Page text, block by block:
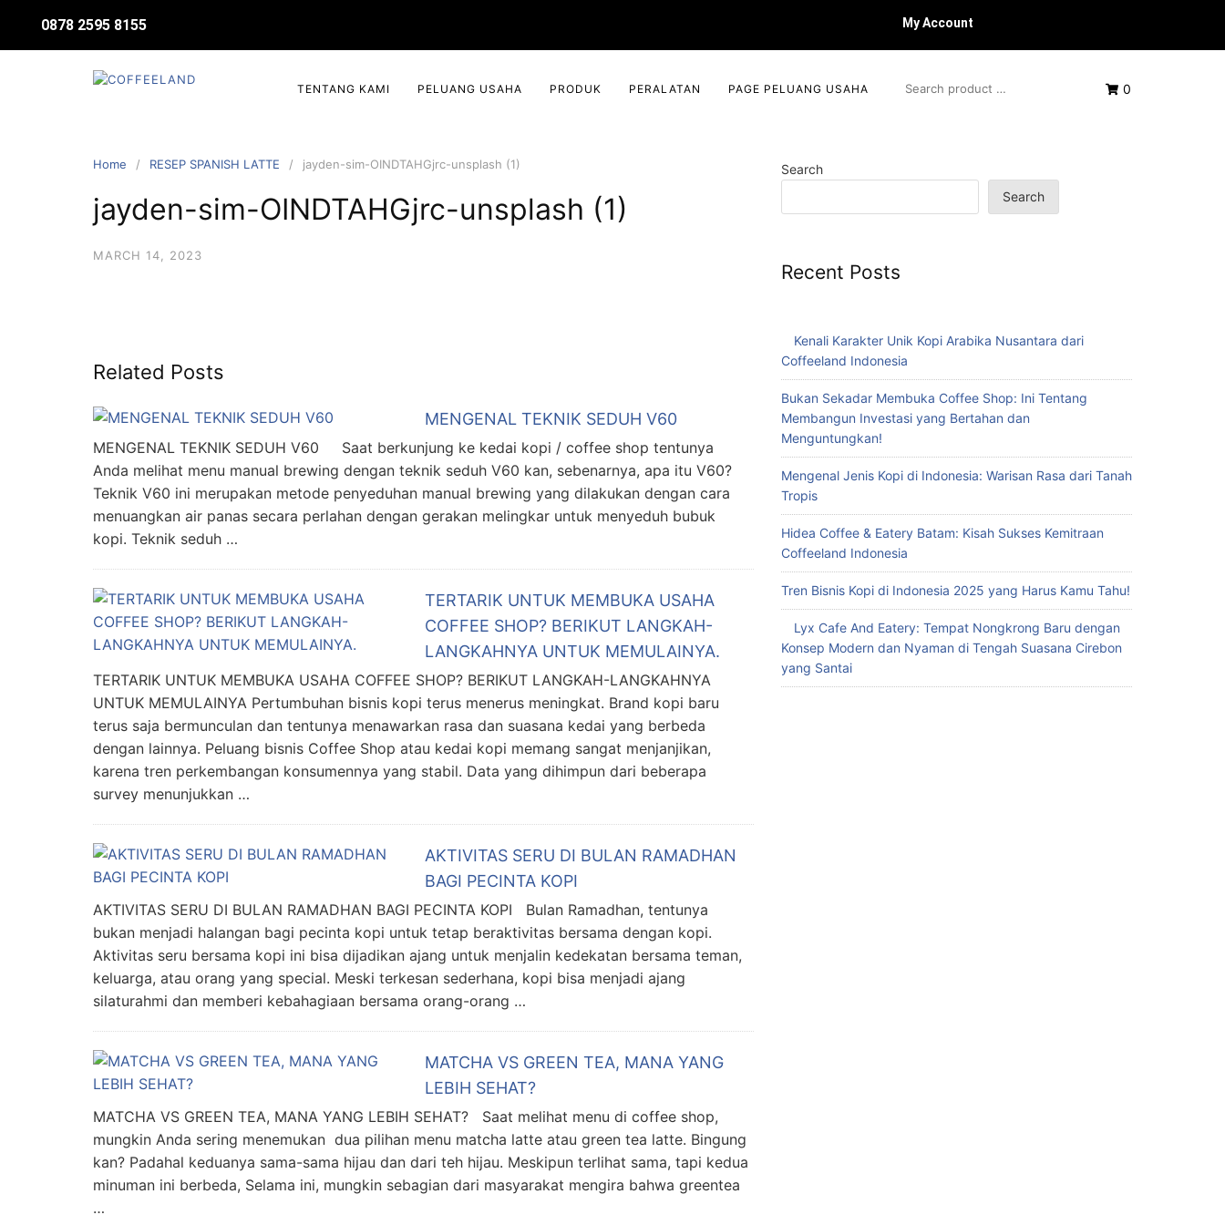
0878 2595 8155 My Account
0
TENTANG KAMI PELUANG USAHA PRODUK PERALATAN PAGE PELUANG USAHA
Home RESEP SPANISH LATTE jayden-sim-OINDTAHGjrc-unsplash (1)
jayden-sim-OINDTAHGjrc-unsplash (1)
MARCH 14, 2023
Related Posts
MENGENAL TEKNIK SEDUH V60
MENGENAL TEKNIK SEDUH V60 Saat berkunjung ke kedai kopi / coffee shop tentunya
Anda melihat menu manual brewing dengan teknik seduh V60 kan, sebenarnya, apa itu V60?
Teknik V60 ini merupakan metode penyeduhan manual brewing yang dilakukan dengan cara
menuangkan air panas secara perlahan dengan gerakan melingkar untuk menyeduh bubuk
kopi. Teknik seduh …
TERTARIK UNTUK MEMBUKA USAHA
COFFEE SHOP? BERIKUT LANGKAH-
LANGKAHNYA UNTUK MEMULAINYA.
TERTARIK UNTUK MEMBUKA USAHA COFFEE SHOP? BERIKUT LANGKAH-LANGKAHNYA
UNTUK MEMULAINYA Pertumbuhan bisnis kopi terus menerus meningkat. Brand kopi baru
terus saja bermunculan dan tentunya menawarkan rasa dan suasana kedai yang berbeda
dengan lainnya. Peluang bisnis Coffee Shop atau kedai kopi memang sangat menjanjikan,
karena tren perkembangan konsumennya yang stabil. Data yang dihimpun dari beberapa
survey menunjukkan …
AKTIVITAS SERU DI BULAN RAMADHAN
BAGI PECINTA KOPI
AKTIVITAS SERU DI BULAN RAMADHAN BAGI PECINTA KOPI Bulan Ramadhan, tentunya
bukan menjadi halangan bagi pecinta kopi untuk tetap beraktivitas bersama dengan kopi.
Aktivitas seru bersama kopi ini bisa dijadikan ajang untuk menjalin kedekatan bersama teman,
keluarga, atau orang yang special. Meski terkesan sederhana, kopi bisa menjadi ajang
silaturahmi dan memberi kebahagiaan bersama orang-orang …
MATCHA VS GREEN TEA, MANA YANG
LEBIH SEHAT?
MATCHA VS GREEN TEA, MANA YANG LEBIH SEHAT? Saat melihat menu di coffee shop,
mungkin Anda sering menemukan dua pilihan menu matcha latte atau green tea latte. Bingung
kan? Padahal keduanya sama-sama hijau dan dari teh hijau. Meskipun terlihat sama, tapi kedua
minuman ini berbeda, Selama ini, mungkin sebagian dari masyarakat mengira bahwa greentea
…
Search
Search
Recent Posts
Kenali Karakter Unik Kopi Arabika Nusantara dari
Coffeeland Indonesia
Bukan Sekadar Membuka Coffee Shop: Ini Tentang
Membangun Investasi yang Bertahan dan
Menguntungkan!
Mengenal Jenis Kopi di Indonesia: Warisan Rasa dari Tanah
Tropis
Hidea Coffee & Eatery Batam: Kisah Sukses Kemitraan
Coffeeland Indonesia
Tren Bisnis Kopi di Indonesia 2025 yang Harus Kamu Tahu!
Lyx Cafe And Eatery: Tempat Nongkrong Baru dengan
Konsep Modern dan Nyaman di Tengah Suasana Cirebon
yang Santai